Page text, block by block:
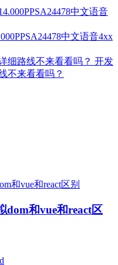
中文语音4xx
开发
不来看看吗？
dom和vue和react区